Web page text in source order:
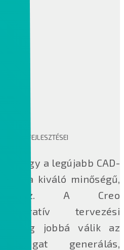
FEJLESZTÉSEI
hogy a legújabb CAD-
a kiváló minőségű,
A Creo
generatív tervezési
még jobbá válik az
generálás,